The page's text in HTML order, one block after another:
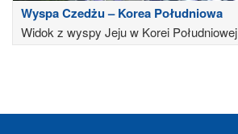
Wyspa Czedżu – Korea Południowa
Widok z wyspy Jeju w Korei Południowej